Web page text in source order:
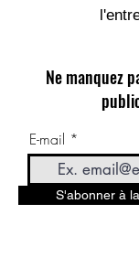
Ne manquez
E-mail
S'abonner à